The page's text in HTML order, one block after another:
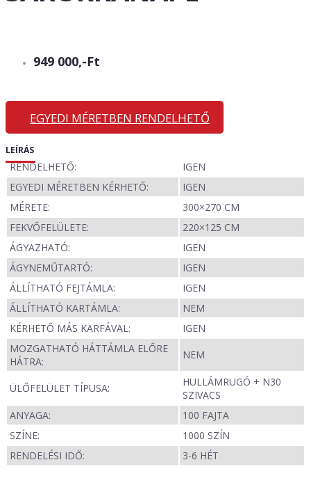
949 000,-Ft
EGYEDI MÉRETBEN RENDELHETŐ
LEÍRÁS
RENDELHETŐ:
IGEN
EGYEDI MÉRETBEN KÉRHETŐ:
IGEN
MÉRETE:
300×270 CM
FEKVŐFELÜLETE:
220×125 CM
ÁGYAZHATÓ:
IGEN
ÁGYNEMŰTARTÓ:
IGEN
ÁLLÍTHATÓ FEJTÁMLA:
IGEN
ÁLLÍTHATÓ KARTÁMLA:
NEM
KÉRHETŐ MÁS KARFÁVAL:
IGEN
MOZGATHATÓ HÁTTÁMLA ELŐRE
HÁTRA:
NEM
ÜLŐFELÜLET TÍPUSA:
HULLÁMRUGÓ + N30
SZIVACS
ANYAGA:
100 FAJTA
SZÍNE:
1000 SZÍN
RENDELÉSI IDŐ:
3-6 HÉT